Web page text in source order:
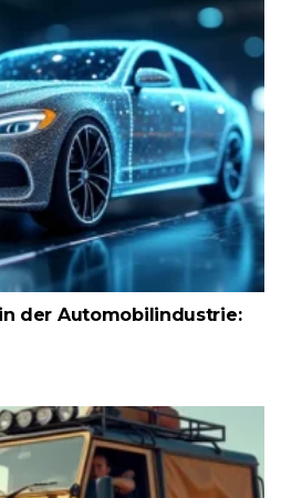
der Automobilindustrie: